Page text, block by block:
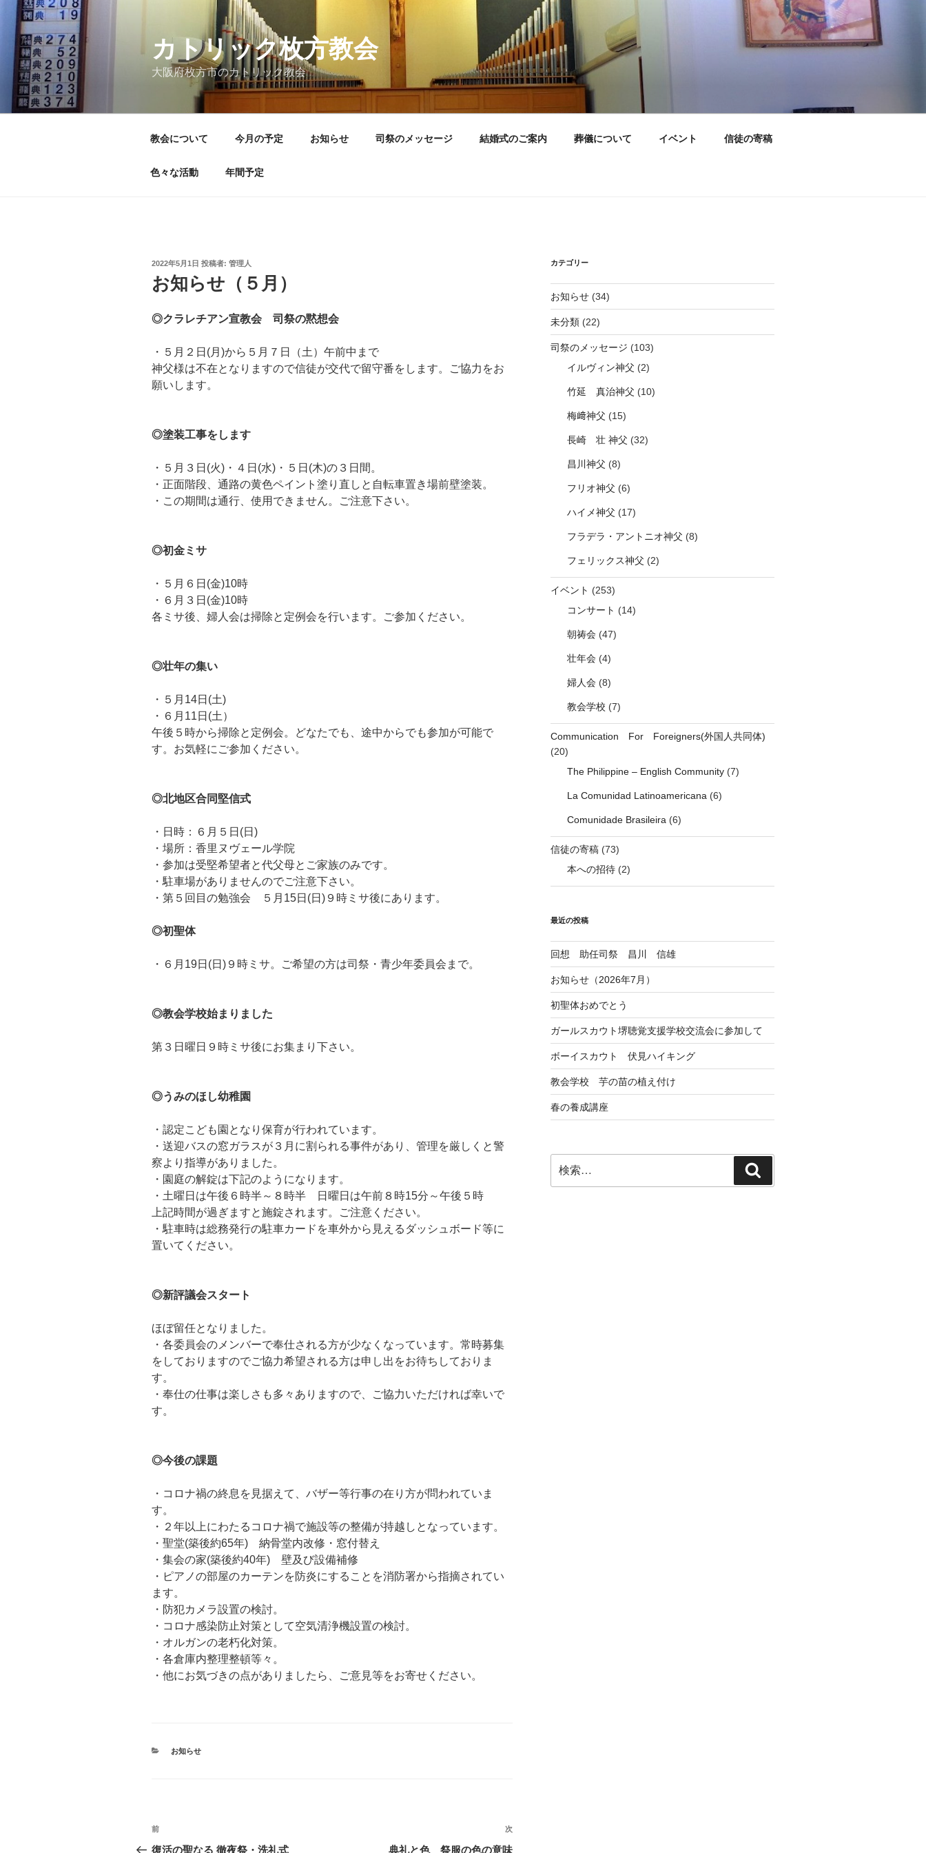
カトリック枚方教会
大阪府枚方市のカトリック教会
教会について 今月の予定 お知らせ 司祭のメッセージ 結婚式のご案内 葬儀について イベント 信徒の寄稿
色々な活動 年間予定
投
日:
2022年5月1日 投稿者: 管理人
お知らせ（５月）
◎クラレチアン宣教会 司祭の黙想会
・５月２日(月)から５月７日（土）午前中まで
神父様は不在となりますので信徒が交代で留守番をします。ご協力をお
願いします。
◎塗装工事をします
・５月３日(火)・４日(水)・５日(木)の３日間。
・正面階段、通路の黄色ペイント塗り直しと自転車置き場前壁塗装。
・この期間は通行、使用できません。ご注意下さい。
◎初金ミサ
・５月６日(金)10時
・６月３日(金)10時
各ミサ後、婦人会は掃除と定例会を行います。ご参加ください。
◎壮年の集い
・５月14日(土)
・６月11日(土）
午後５時から掃除と定例会。どなたでも、途中からでも参加が可能で
す。お気軽にご参加ください。
◎北地区合同堅信式
・日時：６月５日(日)
・場所：香里ヌヴェール学院
・参加は受堅希望者と代父母とご家族のみです。
・駐車場がありませんのでご注意下さい。
・第５回目の勉強会 ５月15日(日)９時ミサ後にあります。
◎初聖体
・６月19日(日)９時ミサ。ご希望の方は司祭・青少年委員会まで。
◎教会学校始まりました
第３日曜日９時ミサ後にお集まり下さい。
◎うみのほし幼稚園
・認定こども園となり保育が行われています。
・送迎バスの窓ガラスが３月に割られる事件があり、管理を厳しくと警
察より指導がありました。
・園庭の解錠は下記のようになります。
・土曜日は午後６時半～８時半 日曜日は午前８時15分～午後５時
上記時間が過ぎますと施錠されます。ご注意ください。
・駐車時は総務発行の駐車カードを車外から見えるダッシュボード等に
置いてください。
◎新評議会スタート
ほぼ留任となりました。
・各委員会のメンバーで奉仕される方が少なくなっています。常時募集
をしておりますのでご協力希望される方は申し出をお待ちしておりま
す。
・奉仕の仕事は楽しさも多々ありますので、ご協力いただければ幸いで
す。
◎今後の課題
・コロナ禍の終息を見据えて、バザー等行事の在り方が問われていま
す。
・２年以上にわたるコロナ禍で施設等の整備が持越しとなっています。
・聖堂(築後約65年) 納骨堂内改修・窓付替え
・集会の家(築後約40年) 壁及び設備補修
・ピアノの部屋のカーテンを防炎にすることを消防署から指摘されてい
ます。
・防犯カメラ設置の検討。
・コロナ感染防止対策として空気清浄機設置の検討。
・オルガンの老朽化対策。
・各倉庫内整理整頓等々。
・他にお気づきの点がありましたら、ご意見等をお寄せください。
カ
お知らせ
投
前
の
前
復活の聖なる 徹夜祭・洗礼式
次
の
次
典礼と色 祭服の色の意味
カテゴリー
お知らせ(34)
未分類(22)
司祭のメッセージ (103)
イルヴィン神父 (2)
竹延 真治神父 (10)
梅﨑神父 (15)
長崎 壮 神父 (32)
昌川神父 (8)
フリオ神父 (6)
ハイメ神父 (17)
フラデラ・アントニオ神父 (8)
フェリックス神父 (2)
イベント (253)
コンサート (14)
朝祷会(47)
壮年会(4)
婦人会(8)
教会学校 (7)
Communication For Foreigners(外国人共同体)
(20)
The Philippine – English Community(7)
La Comunidad Latinoamericana (6)
Comunidade Brasileira (6)
信徒の寄稿(73)
本への招待(2)
最近の投稿
回想 助任司祭 昌川 信雄
お知らせ（2026年7月）
初聖体おめでとう
ガールスカウト堺聴覚支援学校交流会に参加して
ボーイスカウト 伏見ハイキング
教会学校 芋の苗の植え付け
春の養成講座
索:
索